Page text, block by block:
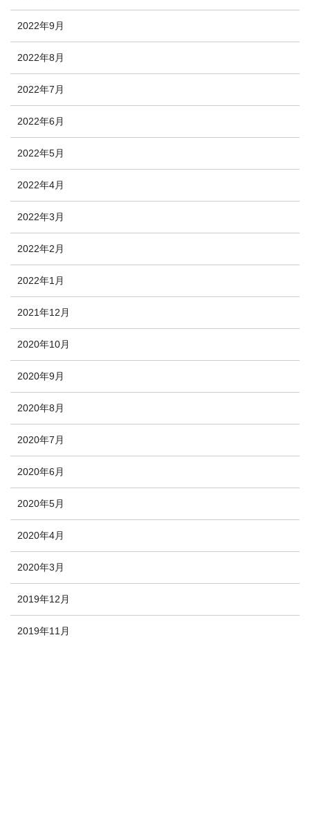
2022年9月
2022年8月
2022年7月
2022年6月
2022年5月
2022年4月
2022年3月
2022年2月
2022年1月
2021年12月
2020年10月
2020年9月
2020年8月
2020年7月
2020年6月
2020年5月
2020年4月
2020年3月
2019年12月
2019年11月